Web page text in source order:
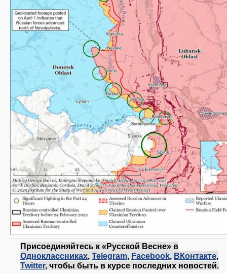
Присоединяйтесь к «Русской Весне» в
Одноклассниках, Telegram, Facebook, ВКонтакте,
Twitter, чтобы быть в курсе последних новостей.